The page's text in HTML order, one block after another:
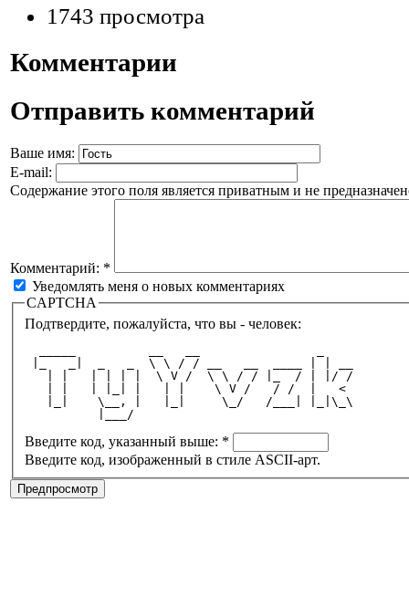
1743 просмотра
Комментарии
Отправить комментарий
Ваше имя:
E-mail:
Содержание этого поля является приватным и не
Комментарий: *
Уведомлять меня о новых комментариях
CAPTCHA
Подтвердите, пожалуйста, что вы - человек:
|_   _|  _   _  \ \ / / __   __  ____ | | __
   | |   | | | |  \ V /  \ \ / / |_  / | |/ /
   | |   | |_| |   | |    \ V /   / /  |   <
   |_|    \__, |   |_|     \_/   /___| |_|\_\
          |___/
Введите код, указанный выше: *
Введите код, изображенный в стиле ASCII-арт.